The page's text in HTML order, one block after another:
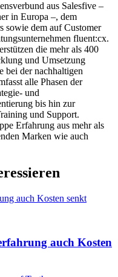
aus Salesfive –
in Europa –, dem
sowie dem auf Customer
fluent:cx.
die mehr als 400
und Umsetzung
bei der nachhaltigen
alle Phasen der
und
bis hin zur
und Support.
Erfahrung aus mehr als
Marken wie auch
auch Kosten